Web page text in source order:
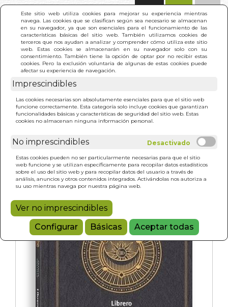
Este sitio web utiliza cookies para mejorar su experiencia mientras
navega. Las cookies que se clasifican según sea necesario se almacenan
en su navegador, ya que son esenciales para el funcionamiento de las
características básicas del sitio web. También utilizamos cookies de
terceros que nos ayudan a analizar y comprender cómo utiliza este sitio
web. Estas cookies se almacenarán en su navegador solo con su
consentimiento. También tiene la opción de optar por no recibir estas
cookies. Pero la exclusión voluntaria de algunas de estas cookies puede
afectar su experiencia de navegación.
Imprescindibles
Las cookies necesarias son absolutamente esenciales para que el sitio web
funcione correctamente. Esta categoría solo incluye cookies que garantizan
funcionalidades básicas y características de seguridad del sitio web. Estas
cookies no almacenan ninguna información personal.
No imprescindibles
Estas cookies pueden no ser particularmente necesarias para que el sitio
web funcione y se utilizan específicamente para recopilar datos estadísticos
sobre el uso del sitio web y para recopilar datos del usuario a través de
análisis, anuncios y otros contenidos integrados. Activándolas nos autoriza a
su uso mientras navega por nuestra página web.
Ver no imprescindibles
Configurar
Básicas Aceptar todas
INICIO > SECRETOS DE LA MAGIA. LOS